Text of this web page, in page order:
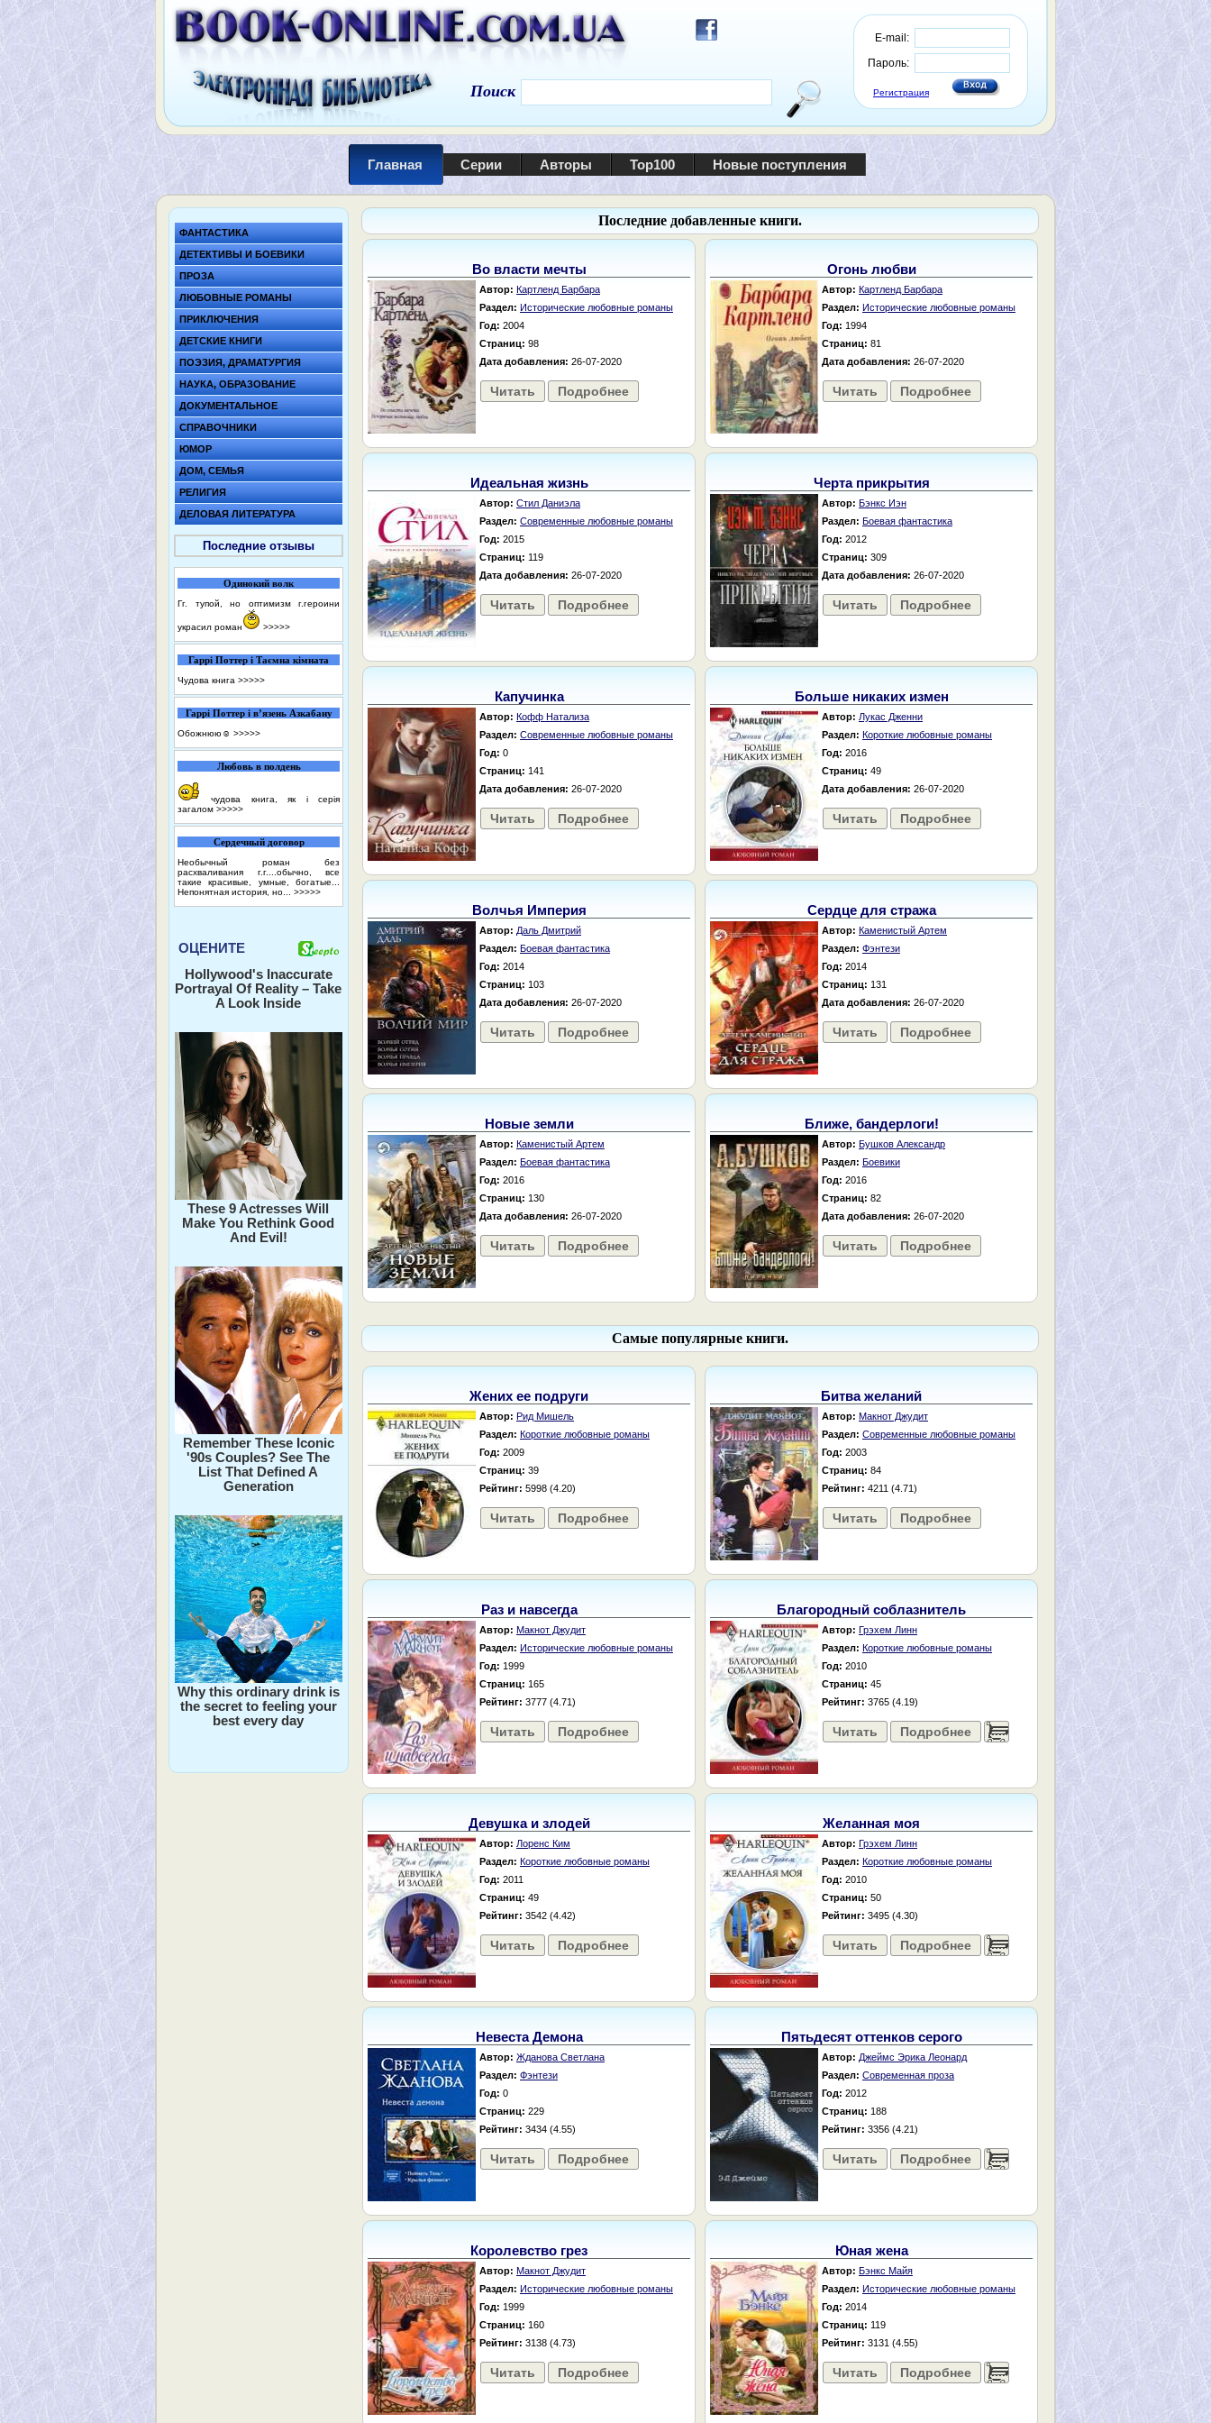
E-mail:
Пароль:
Регистрация
Поиск
Главная Серии Авторы Top100 Новые поступления
ФАНТАСТИКА
ДЕТЕКТИВЫ И БОЕВИКИ
ПРОЗА
ЛЮБОВНЫЕ РОМАНЫ
ПРИКЛЮЧЕНИЯ
ДЕТСКИЕ КНИГИ
ПОЭЗИЯ, ДРАМАТУРГИЯ
НАУКА, ОБРАЗОВАНИЕ
ДОКУМЕНТАЛЬНОЕ
СПРАВОЧНИКИ
ЮМОР
ДОМ, СЕМЬЯ
РЕЛИГИЯ
ДЕЛОВАЯ ЛИТЕРАТУРА
Последние отзывы
Одинокий волк
Гг. тупой, но оптимизм г.героини
украсил роман >>>>>
Гаррі Поттер і Таємна кімната
Чудова книга >>>>>
Гаррі Поттер і в’язень Азкабану
Обожнюю☺️ >>>>>
Любовь в полдень
чудова книга, як і серія
загалом >>>>>
Сердечный договор
Необычный роман без
расхваливания г.г....обычно, все
такие красивые, умные, богатые...
Непонятная история, но... >>>>>
ОЦЕНИТЕ
Hollywood's Inaccurate
Portrayal Of Reality – Take
A Look Inside
These 9 Actresses Will
Make You Rethink Good
And Evil!
Remember These Iconic
'90s Couples? See The
List That Defined A
Generation
Why this ordinary drink is
the secret to feeling your
best every day
Последние добавленные книги.
Во власти мечты
Автор: Картленд Барбара
Раздел: Исторические любовные романы
Год: 2004
Страниц: 98
Дата добавления: 26-07-2020
Читать Подробнее
Огонь любви
Автор: Картленд Барбара
Раздел: Исторические любовные романы
Год: 1994
Страниц: 81
Дата добавления: 26-07-2020
Читать Подробнее
Идеальная жизнь
Автор: Стил Даниэла
Раздел: Современные любовные романы
Год: 2015
Страниц: 119
Дата добавления: 26-07-2020
Читать Подробнее
Черта прикрытия
Автор: Бэнкс Иэн
Раздел: Боевая фантастика
Год: 2012
Страниц: 309
Дата добавления: 26-07-2020
Читать Подробнее
Капучинка
Автор: Кофф Натализа
Раздел: Современные любовные романы
Год: 0
Страниц: 141
Дата добавления: 26-07-2020
Читать Подробнее
Больше никаких измен
Автор: Лукас Дженни
Раздел: Короткие любовные романы
Год: 2016
Страниц: 49
Дата добавления: 26-07-2020
Читать Подробнее
Волчья Империя
Автор: Даль Дмитрий
Раздел: Боевая фантастика
Год: 2014
Страниц: 103
Дата добавления: 26-07-2020
Читать Подробнее
Сердце для стража
Автор: Каменистый Артем
Раздел: Фэнтези
Год: 2014
Страниц: 131
Дата добавления: 26-07-2020
Читать Подробнее
Новые земли
Автор: Каменистый Артем
Раздел: Боевая фантастика
Год: 2016
Страниц: 130
Дата добавления: 26-07-2020
Читать Подробнее
Ближе, бандерлоги!
Автор: Бушков Александр
Раздел: Боевики
Год: 2016
Страниц: 82
Дата добавления: 26-07-2020
Читать Подробнее
Самые популярные книги.
Жених ее подруги
Автор: Рид Мишель
Раздел: Короткие любовные романы
Год: 2009
Страниц: 39
Рейтинг: 5998 (4.20)
Читать Подробнее
Битва желаний
Автор: Макнот Джудит
Раздел: Современные любовные романы
Год: 2003
Страниц: 84
Рейтинг: 4211 (4.71)
Читать Подробнее
Раз и навсегда
Автор: Макнот Джудит
Раздел: Исторические любовные романы
Год: 1999
Страниц: 165
Рейтинг: 3777 (4.71)
Читать Подробнее
Благородный соблазнитель
Автор: Грэхем Линн
Раздел: Короткие любовные романы
Год: 2010
Страниц: 45
Рейтинг: 3765 (4.19)
Читать Подробнее ......
Девушка и злодей
Автор: Лоренс Ким
Раздел: Короткие любовные романы
Год: 2011
Страниц: 49
Рейтинг: 3542 (4.42)
Читать Подробнее
Желанная моя
Автор: Грэхем Линн
Раздел: Короткие любовные романы
Год: 2010
Страниц: 50
Рейтинг: 3495 (4.30)
Читать Подробнее ......
Невеста Демона
Автор: Жданова Светлана
Раздел: Фэнтези
Год: 0
Страниц: 229
Рейтинг: 3434 (4.55)
Читать Подробнее
Пятьдесят оттенков серого
Автор: Джеймс Эрика Леонард
Раздел: Современная проза
Год: 2012
Страниц: 188
Рейтинг: 3356 (4.21)
Читать Подробнее ......
Королевство грез
Автор: Макнот Джудит
Раздел: Исторические любовные романы
Год: 1999
Страниц: 160
Рейтинг: 3138 (4.73)
Читать Подробнее
Юная жена
Автор: Бэнкс Майя
Раздел: Исторические любовные романы
Год: 2014
Страниц: 119
Рейтинг: 3131 (4.55)
Читать Подробнее ......